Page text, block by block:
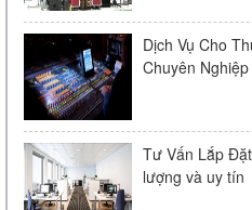
Amply chia 2 vùng KAC -
Liên hệ
Dịch Vụ Cho
Chuyên
Tư Vấn Lắp
lượng và uy tín